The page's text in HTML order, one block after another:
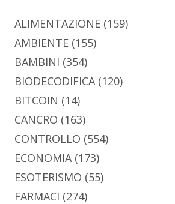
ALIMENTAZIONE (159)
AMBIENTE (155)
BAMBINI (354)
BIODECODIFICA(120)
BITCOIN (14)
CANCRO (163)
CONTROLLO (554)
ECONOMIA(173)
ESOTERISMO (55)
FARMACI (274)